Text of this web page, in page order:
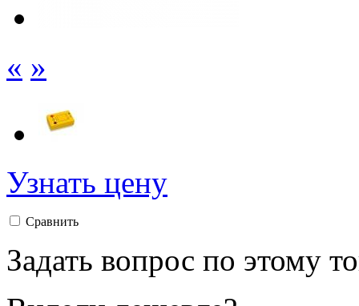
« »
Узнать цену
Сравнить
Задать вопрос по этому